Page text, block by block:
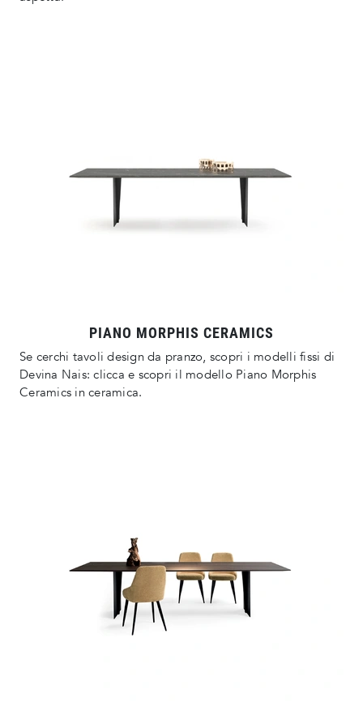
PIANO MORPHIS CERAMICS
Se cerchi tavoli design da pranzo, scopri i modelli fissi di
Devina Nais: clicca e scopri il modello Piano Morphis
Ceramics in ceramica.